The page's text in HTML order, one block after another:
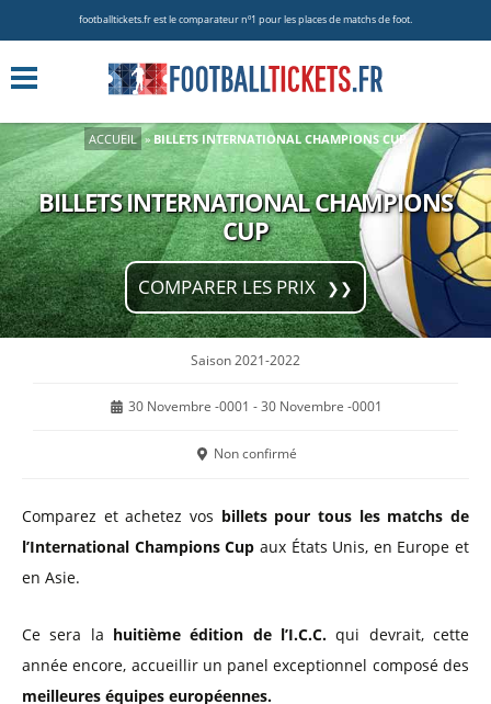
footballtickets.fr est le comparateur nº1 pour les places de matchs de foot.
ACCUEIL » BILLETS INTERNATIONAL CHAMPIONS CUP
BILLETS INTERNATIONAL CHAMPIONS
CUP
COMPARER LES PRIX
Saison 2021-2022
30 Novembre -0001 - 30 Novembre -0001
Non confirmé
Comparez et achetez vos billets pour tous les matchs de
l’International Champions Cup aux États Unis, en Europe et
en Asie.
Ce sera la huitième édition de l’I.C.C. qui devrait, cette
année encore, accueillir un panel exceptionnel composé des
meilleures équipes européennes.